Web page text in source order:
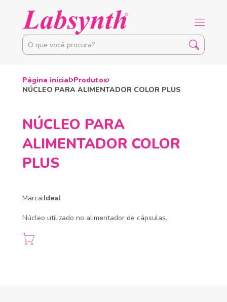
Página inicial Produtos
NÚCLEO PARA ALIMENTADOR COLOR PLUS
NÚCLEO PARA
ALIMENTADOR COLOR
PLUS
Marca:Ideal
Núcleo utilizado no alimentador de cápsulas.